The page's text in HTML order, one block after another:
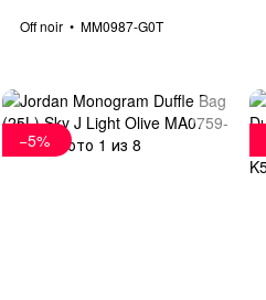
Off noir
MM0987-G0T
−5%